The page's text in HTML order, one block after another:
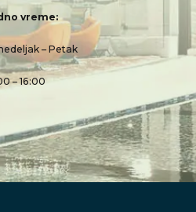
vreme:
– Petak
– 16:00